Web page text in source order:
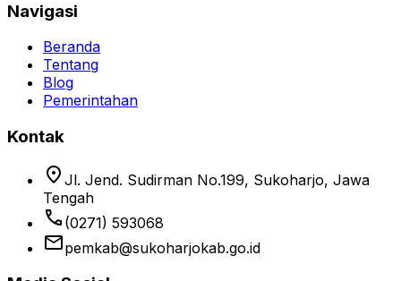
Navigasi
Beranda
Tentang
Blog
Pemerintahan
Kontak
location_on Jl. Jend. Sudirman No.199, Sukoharjo, Jawa
Tengah
phone (0271) 593068
emailpemkab@sukoharjokab.go.id